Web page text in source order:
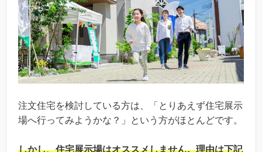
注文住宅を検討している方は、「とりあえず住宅展示
場へ行ってみようかな？」という方がほとんどです。
しかし、住宅展示場はオススメしません。理由は下記